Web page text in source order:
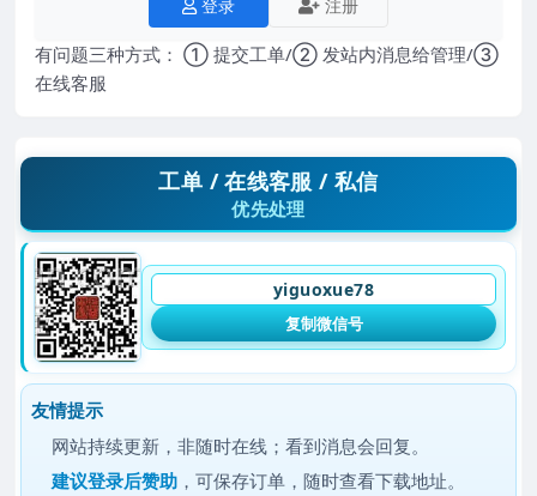
登录 注册
有问题三种方式： ① 提交工单/② 发站内消息给管理/③
在线客服
工单 / 在线客服 / 私信
优先处理
yiguoxue78
复制微信号
友情提示
网站持续更新，非随时在线；看到消息会回复。
建议登录后赞助 ，可保存订单，随时查看下载地址。